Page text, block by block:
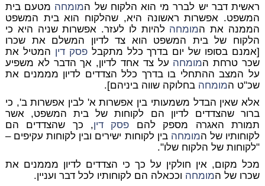
ראשית דבר יש לברר מי הוא הלקוח של המומחה מטעם בית
המשפט. אפשרות ראשונה היא, שהלקוח הוא בית המשפט
הממנה את המומחה להיות לו לעזר. אפשרות שניה היא כי
הלקוח של בית המשפט הוא צד לדיון המשלם את שכרו
[אמנם בסופו של יום בדרך כלל מתקבלפסק דין המטיל את
שכר טרחת המומחה על צד אחד לדיון, אך הדבר לא משפיע
על המצב ההתחלי בו בדרך כלל הצדדים לדיון מממנים את
שכ"ט המומחה בחלוקה שווה ביניהם].
אלא שאין הבדל משמעותי בין אפשרות א' לבין אפשרות ב', כי
ברור שהצדדים לדיון הם לקוחות של בית המשפט, אשר
תמורת האגרה מספק להם פסק דין, כך שהצדדים הם
לקוחותיו של המומחה בין לקוחות ישירים ובין לקוחות עקיפים –
"לקוחות של הלקוח שלו".
מכל מקום, אין חולקין על כך כי הצדדים לדיון מממנים את
שכרו של המומחה וככאלה הם לקוחותיו לכל דבר ועניין.